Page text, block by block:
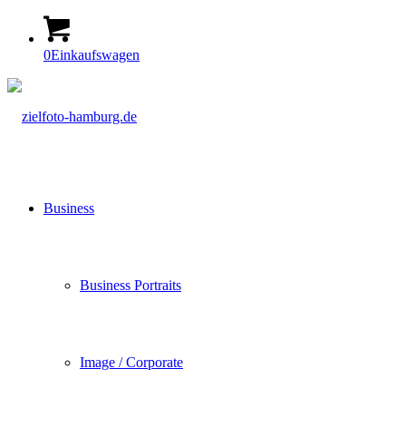
0Einkaufswagen
Business
Business Portraits
Image / Corporate